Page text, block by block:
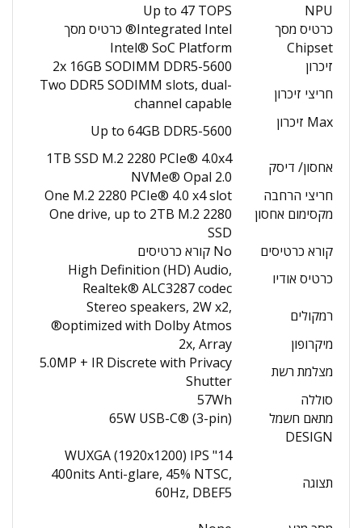
NPU
Up to 47 TOPS
כרטיס מסך
Integrated Intel® כרטיס מסך
Chipset
Intel® SoC Platform
זיכרון
2x 16GB SODIMM DDR5-5600
חריצי זיכרון
Two DDR5 SODIMM slots, dual-
channel capable
Max זיכרון
Up to 64GB DDR5-5600
אחסון/ דיסק
1TB SSD M.2 2280 PCIe® 4.0x4
NVMe® Opal 2.0
חריצי הרחבה
One M.2 2280 PCIe® 4.0 x4 slot
מקסימום אחסון
One drive, up to 2TB M.2 2280
SSD
קורא כרטיסים
No קורא כרטיסים
כרטיס אודיו
High Definition (HD) Audio,
Realtek® ALC3287 codec
רמקולים
Stereo speakers, 2W x2,
optimized with Dolby Atmos®
מיקרופון
2x, Array
מצלמת רשת
5.0MP + IR Discrete with Privacy
Shutter
סוללה
57Wh
מתאם חשמל
65W USB-C® (3-pin)
DESIGN
תצוגה
14" WUXGA (1920x1200) IPS
400nits Anti-glare, 45% NTSC,
60Hz, DBEF5